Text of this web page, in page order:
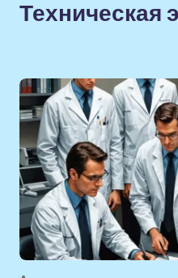
Техническая